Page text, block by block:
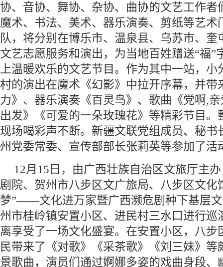
协、音协、舞协、杂协、曲协的文艺工作者
魔术、书法、美术、器乐演奏、剪纸等艺术
队，将分别在博乐市、温泉县、乌苏市、奎
文艺志愿服务和演出，为当地百姓赠送“福”
上温暖欢乐的文艺节目。作为其中一站，
村的演出在魔术《幻影》中拉开序幕，并带
力》、器乐演奏《百灵鸟》、歌曲《党啊,
出发》《可爱的一朵玫瑰花》等精彩节目。
现场喝彩声不断。新疆文联党组成员、秘书
州党委常委、宣传部部长张莉英等参加了活
12月15日，由广西壮族自治区文旅厅主
剧院、贺州市八步区文广旅局、八步区文化
梦”——文化进万家暨广西濒危剧种下基层
州市桂岭镇安置小区、进民村三水口进行巡
离享受了一场文化盛宴。在安置小区，八步
民带来了《对歌》《采茶歌》《刘三妹》等
景歌曲，演员们通过婀娜多姿的戏曲身段、